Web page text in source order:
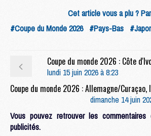
Cet article vous a plu ?
#Coupe du Monde 2026 #Pays-Bas
lundi 15 juin 2026 à 8:23
dimanche 14 juin
Vous pouvez retrouver les
publicités.